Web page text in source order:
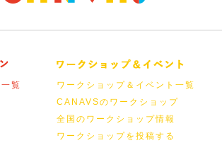
覧
ワークショップ＆イベント一覧
CANAVSのワークショップ
全国のワークショップ情報
ワークショップを投稿する